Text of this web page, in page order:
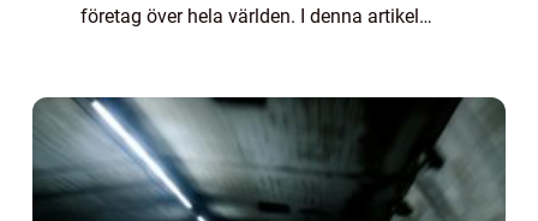
företag över hela världen. I denna artikel